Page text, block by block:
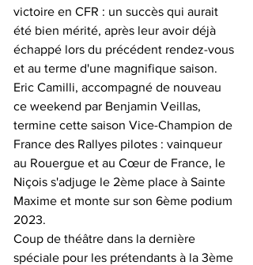
victoire en CFR : un succès qui aurait
été bien mérité, après leur avoir déjà
échappé lors du précédent rendez-vous
et au terme d'une magnifique saison.
Eric Camilli, accompagné de nouveau
ce weekend par Benjamin Veillas,
termine cette saison Vice-Champion de
France des Rallyes pilotes : vainqueur
au Rouergue et au Cœur de France, le
Niçois s'adjuge le 2ème place à Sainte
Maxime et monte sur son 6ème podium
2023.
Coup de théâtre dans la dernière
spéciale pour les prétendants à la 3ème